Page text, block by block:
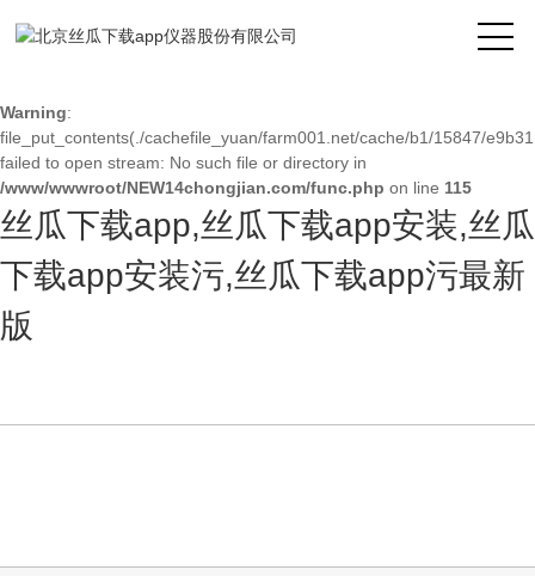
Warning: mkdir(): No space left on device in
Warning:
file_put_contents(./cachefile_yuan/farm001.net/cache/b1/15847/
failed to open stream: No such file or directory in
/www/wwwroot/NEW14chongjian.com/func.php on line 115
丝瓜下载app,丝瓜下载app安装,丝瓜
下载app安装污,丝瓜下载app污最新
版